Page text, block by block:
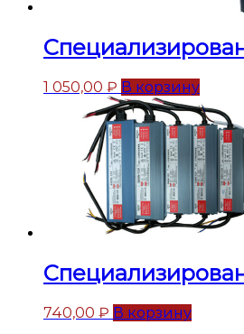
1 050,00 ₽ В корзину
740,00 ₽ В корзину